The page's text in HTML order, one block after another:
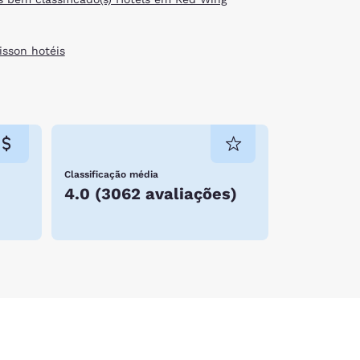
hotéis
Classificação média
4.0 (3062 avaliações)